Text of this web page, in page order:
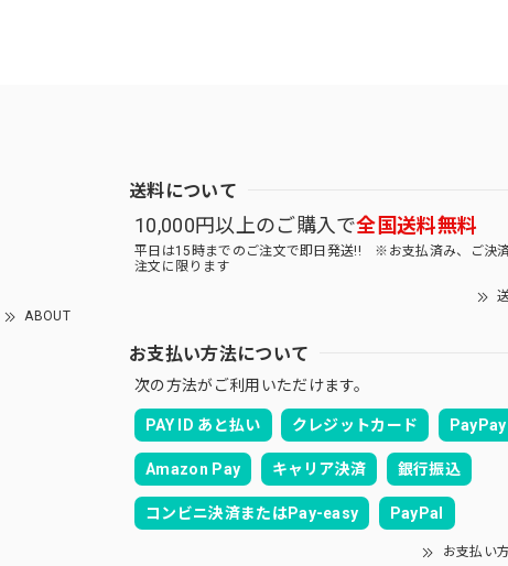
ABOUT
送料について
10,000円以上のご購入で全国送料無料
平日は15時までのご注文で即日発送!! ※お支払済み、ご決
注文に限ります
お支払い方法について
次の方法がご利用いただけます。
PAY ID あと払い クレジットカード PayPay
Amazon Pay キャリア決済 銀行振込
コンビニ決済またはPay-easy PayPal
お支払い